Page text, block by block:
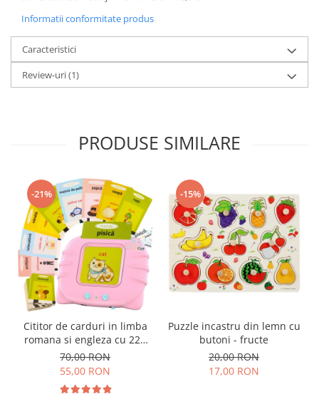
Informatii conformitate produs
Caracteristici
Review-uri(1)
PRODUSE SIMILARE
-21%
Cititor de carduri in limba
romana si engleza cu 224
de imagini si sunete,
incarcare USB
70,00 RON
55,00 RON
-15%
Puzzle incastru din lemn cu
butoni - fructe
20,00 RON
17,00 RON